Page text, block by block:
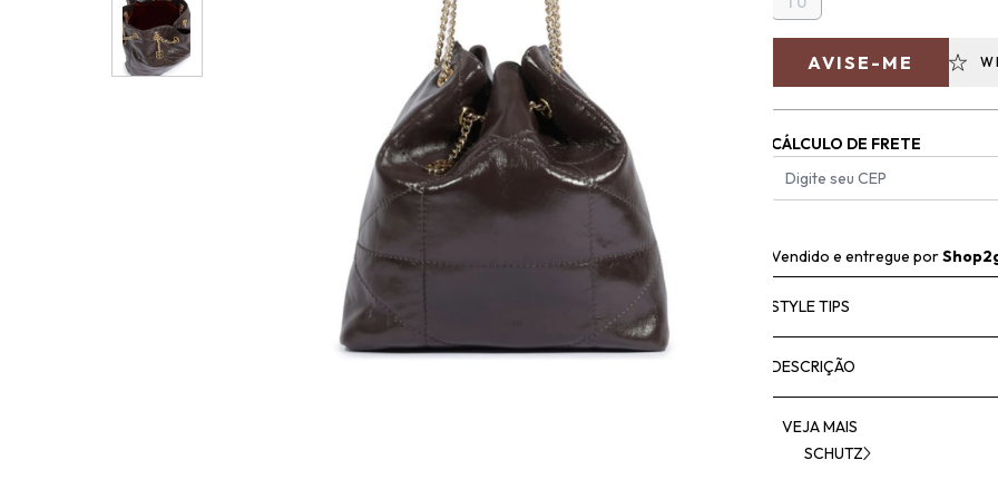
AVISE-ME
CÁLCULO DE FRETE
Vendido e entregue por
STYLE TIPS
DESCRIÇÃO
VEJA MAIS
SCHUTZ